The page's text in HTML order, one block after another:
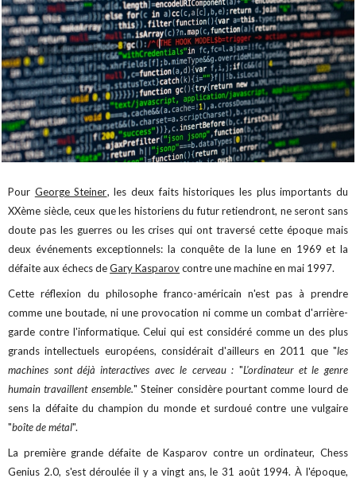
Pour George Steiner, les deux faits historiques les plus importants du
XXème siècle, ceux que les historiens du futur retiendront, ne seront sans
doute pas les guerres ou les crises qui ont traversé cette époque mais
deux événements exceptionnels: la conquête de la lune en 1969 et la
défaite aux échecs deGary Kasparovcontre une machine en mai 1997.
Cette réflexion du philosophe franco-américain n'est pas à prendre
comme une boutade, ni une provocation ni comme un combat d'arrière-
garde contre l'informatique. Celui qui est considéré comme un des plus
grands intellectuels européens, considérait d'ailleurs en 2011 que "les
machines sont déjà interactives avec le cerveau : "L'ordinateur et le genre
humain travaillent ensemble." Steiner considère pourtant comme lourd de
sensla défaite du champion du monde et surdoué contre une vulgaire
"boîte de métal".
La première grande défaite de Kasparov contre un ordinateur, Chess
Genius 2.0, s'est déroulée il y a vingt ans, le 31 août 1994. À l'époque,